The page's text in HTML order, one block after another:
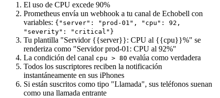
El uso de CPU excede 90%
Prometheus envía un webhook a tu canal de Echobell con
variables: {"server": "prod-01", "cpu": 92,
"severity": "critical"}
Tu plantilla "Servidor {{server}}: CPU al {{cpu}}%" se
renderiza como "Servidor prod-01: CPU al 92%"
La condición del canal cpu > 80 evalúa como verdadera
Todos los suscriptores reciben la notificación
instantáneamente en sus iPhones
Si están suscritos como tipo "Llamada", sus teléfonos suenan
como una llamada entrante